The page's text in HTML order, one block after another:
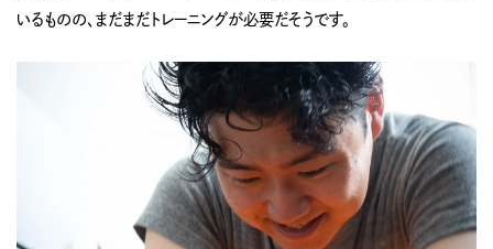
いるものの、まだまだトレーニングが必要だそうです。